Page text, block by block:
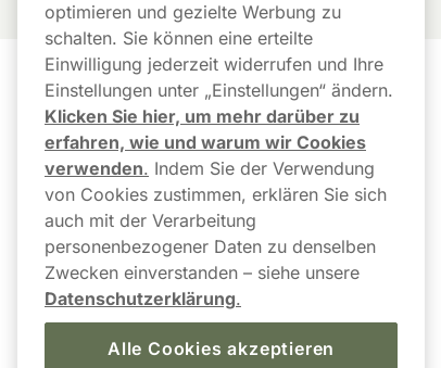
Kundendienst
Kundendienst
FAQ
Paketstatus &
Sendungsverfolgung
Versand und Lieferung
Retoure anmelden / Kauf
hier widerrufen
Links
Newsletter
Mein Konto
AGB
Barrierefreiheit
optimieren und gezielte Werbung zu
schalten. Sie können eine erteilte
Einwilligung jederzeit widerrufen und Ihre
Einstellungen unter „Einstellungen“ ändern.
Klicken Sie hier, um mehr darüber zu
erfahren, wie und warum wir Cookies
verwenden. Indem Sie der Verwendung
von Cookies zustimmen, erklären Sie sich
auch mit der Verarbeitung
personenbezogener Daten zu denselben
Zwecken einverstanden – siehe unsere
Datenschutzerklärung.
Alle Cookies akzeptieren